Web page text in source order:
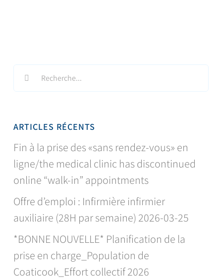
Search
for:
ARTICLES RÉCENTS
Fin à la prise des «sans rendez-vous» en
ligne/the medical clinic has discontinued
online “walk-in” appointments
Offre d’emploi : Infirmière infirmier
auxiliaire (28H par semaine) 2026-03-25
*BONNE NOUVELLE* Planification de la
prise en charge_Population de
Coaticook_Effort collectif 2026